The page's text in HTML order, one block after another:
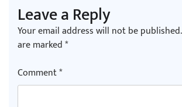
Leave a Reply
Your email address will not be published.
are marked*
Comment*